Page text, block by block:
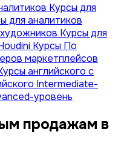
Курсы для
для аналитиков
Курсы для
Курсы По
маркетплейсов
английского с
Intermediate-
уровень